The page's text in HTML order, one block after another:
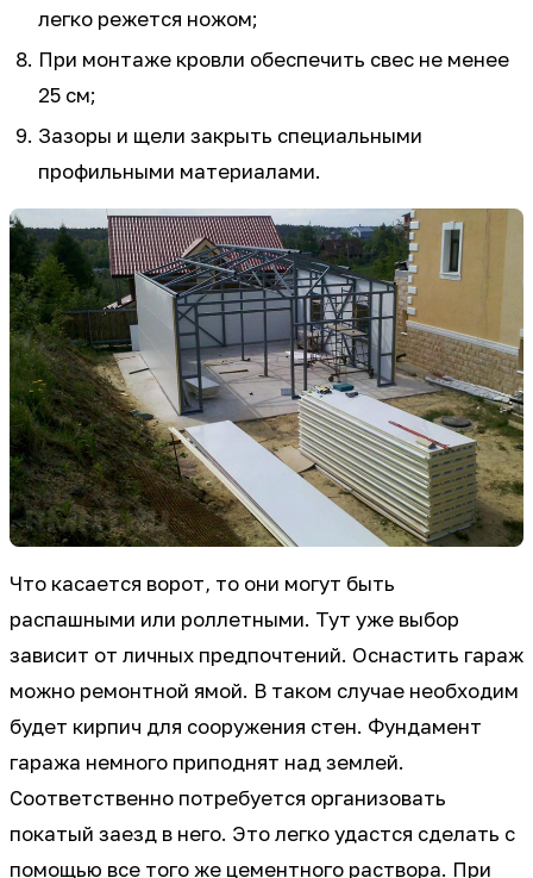
легко режется ножом;
При монтаже кровли обеспечить свес не менее
25 см;
Зазоры и щели закрыть специальными
профильными материалами.
Что касается ворот, то они могут быть
распашными или роллетными. Тут уже выбор
зависит от личных предпочтений. Оснастить гараж
можно ремонтной ямой. В таком случае необходим
будет кирпич для сооружения стен. Фундамент
гаража немного приподнят над землей.
Соответственно потребуется организовать
покатый заезд в него. Это легко удастся сделать с
помощью все того же цементного раствора. При